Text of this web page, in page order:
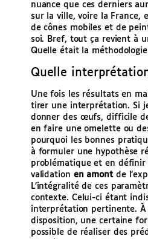
nuance que ces derniers
sur la ville, voire la France,
de cônes mobiles et de
soi. Bref, tout ça revient à
Quelle était la
Quelle
Une fois les résultats en
tirer une interprétation. Si
donner des œufs, difficile
en faire une omelette ou
pourquoi les bonnes
à formuler une hypothèse
problématique et en définir
validation en amontde
L’intégralité de ces
contexte. Celui-ci étant
interprétation pertinente. À
disposition, une certaine
possible de réaliser des